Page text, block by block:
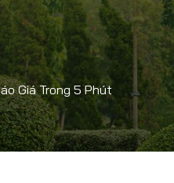
Giá Trong 5 Phút